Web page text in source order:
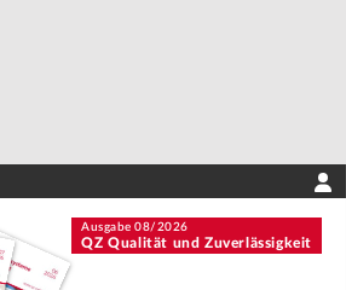
Ausgabe 08/2026
QZ Qualität und Zuverlässigkeit